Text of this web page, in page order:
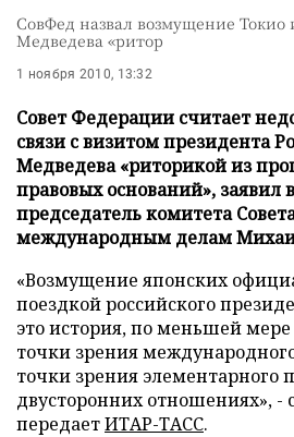
СовФед назвал возмущение Токио
Медведева «ритор
1 ноября 2010, 13:32
Совет Федерации считает
связи с визитом президента
Медведева «риторикой из
правовых оснований», заявил
председатель комитета
международным делам
«Возмущение японских
поездкой российского
это история, по меньшей мере
точки зрения
точки зрения элементарного
двусторонних отношениях», -
передаетИТАР-ТАСС.